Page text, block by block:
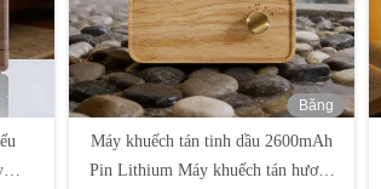
Băng
Máy khuếch tán tinh dầu 2600mAh
Pin Lithium Máy khuếch tán hương